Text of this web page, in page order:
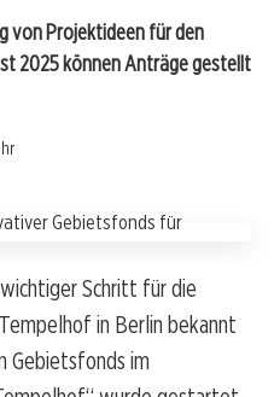
von Projektideen für den
2025 können Anträge gestellt
Schritt für die
in Berlin bekannt
Gebietsfonds im